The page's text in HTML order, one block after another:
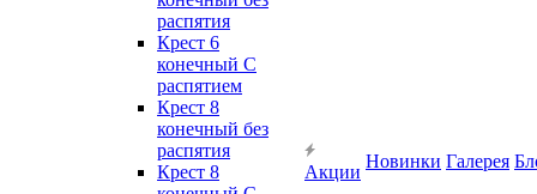
распятия
Крест 6
конечный С
распятием
Крест 8
конечный без
распятия
Крест 8
Акции
Новинки Галерея